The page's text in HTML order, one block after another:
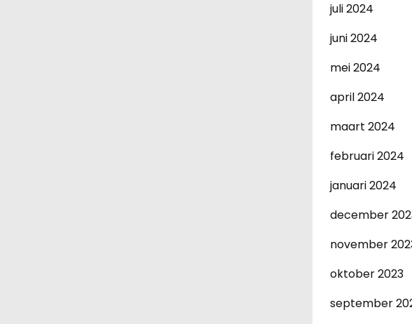
juli 2024
juni 2024
mei 2024
april 2024
maart 2024
februari 2024
januari 2024
december
november
oktober 2023
september